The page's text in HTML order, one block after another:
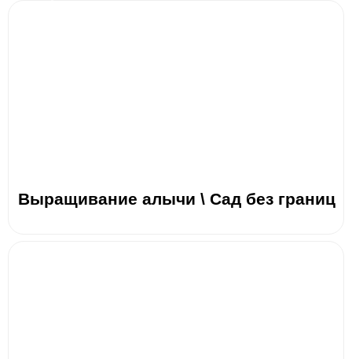
Выращивание алычи \ Сад без границ